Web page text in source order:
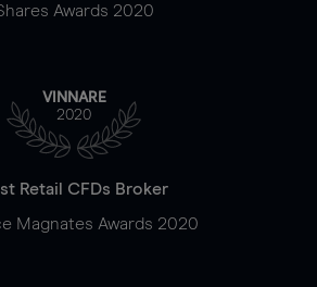
Awards 2020
VINNARE
2020
Retail CFDs Broker
Magnates Awards 2020